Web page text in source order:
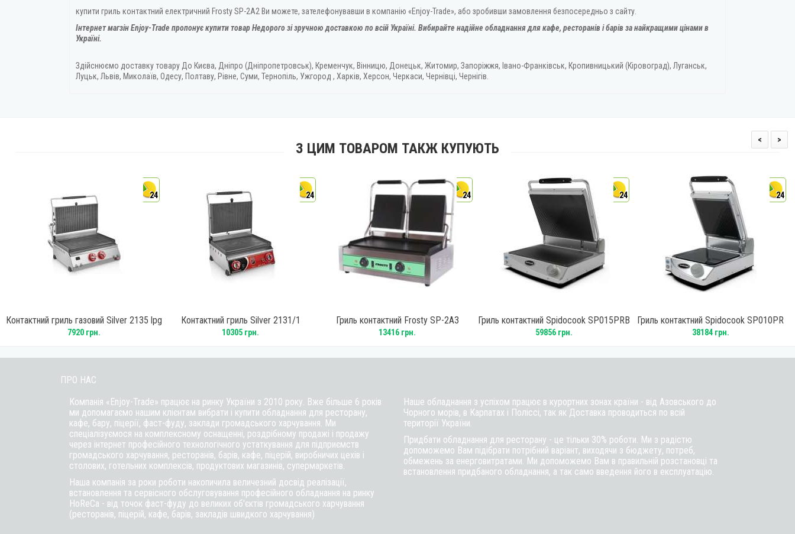
купити гриль контактний електричний Frosty SP-2A2 Ви можете, зателефонувавши в компанію «Enjoy-Trade», або зробивши замовлення безпосередньо з сайту.
Інтернет магзін Enjoy-Trade пропонує купити товарНедорого зі зручною доставкою по всій Україні. Вибирайте надійне обладнання для кафе, ресторанів і барів за найкращими цінами в
Україні.
Здійснюємо доставку товару До Києва, Дніпро (Дніпропетровськ), Кременчук, Вінницю, Донецьк, Житомир, Запоріжжя, Івано-Франківськ, Кропивницький (Кіровоград), Луганськ,
Луцьк, Львів, Миколаїв, Одесу, Полтаву, Рівне, Суми, Тернопіль, Ужгород , Харків, Херсон, Черкаси, Чернівці, Чернігів.
З ЦИМ ТОВАРОМ ТАКЖ КУПУЮТЬ
24
Контактний гриль газовий Silver 2135 lpg
7920 грн.
24
Контактний гриль Silver 2131/1
10305 грн.
24
Гриль контактний Frosty SP-2A3
13416 грн.
24
Гриль контактний Spidocook SP015PRB
59856 грн.
24
Гриль контактний Spidocook SP010PR
38184 грн.
< >
ПРО НАС
Компанія «Enjoy-Trade» працює на ринку України з 2010 року. Вже більше 6 років
ми допомагаємо нашим клієнтам вибрати і купити обладнання для ресторану,
кафе, бару, піцерії, фаст-фуду, заклади громадського харчування. Ми
спеціалізуємося на комплексному оснащенні, роздрібному продажі і продажу
через інтернет професійного технологічного устаткування для підприємств
громадського харчування, ресторанів, барів, кафе, піцерій, виробничих цехів і
столових, готельних комплексів, продуктових магазинів, супермаркетів.
Наша компанія за роки роботи накопичила величезний досвід реалізації,
встановлення та сервісного обслуговування професійного обладнання на ринку
HoReCa - від точок фаст-фуду до великих об'єктів громадського харчування
(ресторанів, піцерій, кафе, барів, закладів швидкого харчування)
Наше обладнання з успіхом працює в курортних зонах країни - від Азовського до
Чорного морів, в Карпатах і Поліссі, так як Доставка проводиться по всій
території України.
Придбати обладнання для ресторану - це тільки 30% роботи. Ми з радістю
допоможемо Вам підібрати потрібний варіант, виходячи з бюджету, потреб,
обмежень за енерговитратами. Ми допоможемо Вам в правильній розстановці та
встановлення придбаного обладнання, а так само введення його в експлуатацію.